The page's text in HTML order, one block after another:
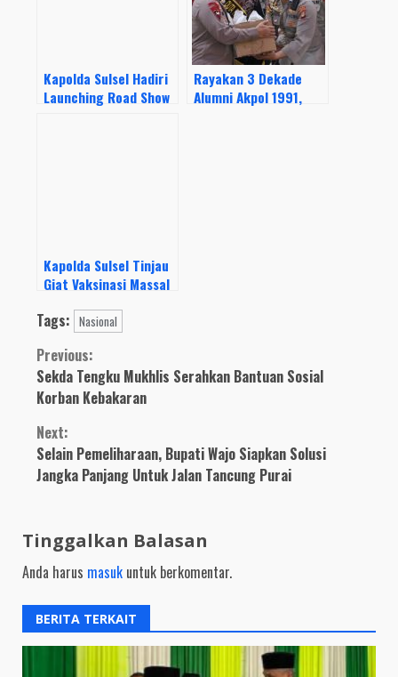
Kapolda Sulsel Hadiri
Launching Road Show
Rayakan 3 Dekade
Alumni Akpol 1991,
Kapolda Sulsel Tinjau
Giat Vaksinasi Massal
Alumni Akpol
Tags: Nasional
Continue
Reading
Previous:
Sekda Tengku Mukhlis Serahkan Bantuan Sosial
Korban Kebakaran
Next:
Selain Pemeliharaan, Bupati Wajo Siapkan Solusi
Jangka Panjang Untuk Jalan Tancung Purai
Tinggalkan Balasan
Anda harus masuk untuk berkomentar.
BERITA TERKAIT